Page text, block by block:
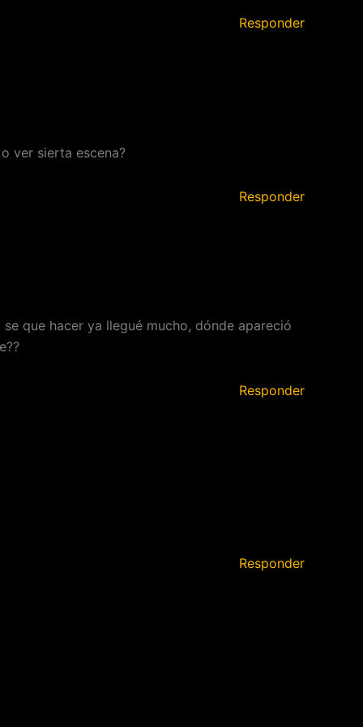
Responder
ver sierta escena?
Responder
que hacer ya llegué mucho, dónde apareció
Responder
Responder